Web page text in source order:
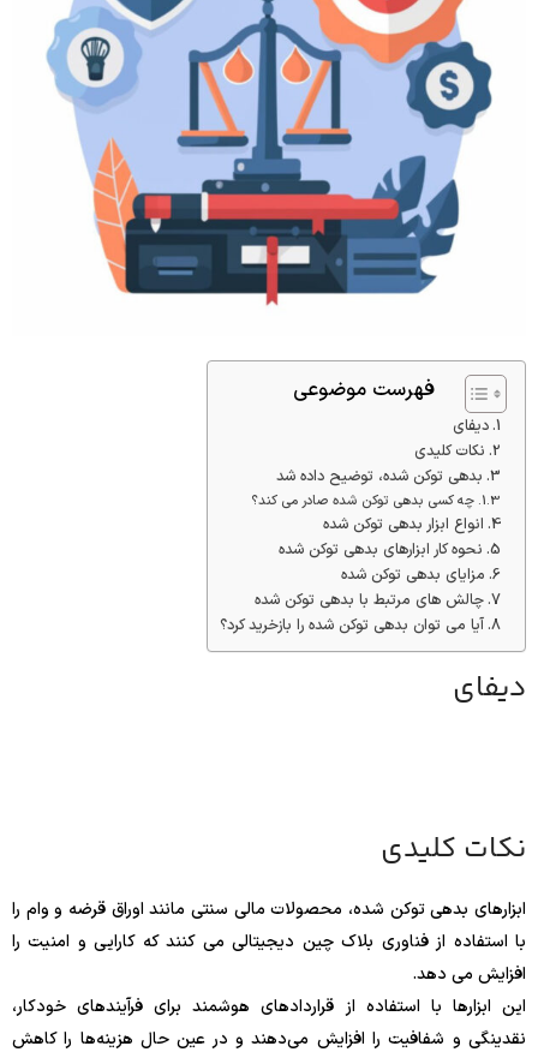
فهرست موضوعی
دیفای
نکات کلیدی
بدهی توکن شده، توضیح داده شد
چه کسی بدهی توکن شده صادر می کند؟
انواع ابزار بدهی توکن شده
نحوه کار ابزارهای بدهی توکن شده
مزایای بدهی توکن شده
چالش های مرتبط با بدهی توکن شده
آیا می توان بدهی توکن شده را بازخرید کرد؟
دیفای
نکات کلیدی
ابزارهای بدهی توکن شده، محصولات مالی سنتی مانند اوراق قرضه و وام را
با استفاده از فناوری بلاک چین دیجیتالی می کنند که کارایی و امنیت را
افزایش می دهد.
این ابزارها با استفاده از قراردادهای هوشمند برای فرآیندهای خودکار،
نقدینگی و شفافیت را افزایش می‌دهند و در عین حال هزینه‌ها را کاهش